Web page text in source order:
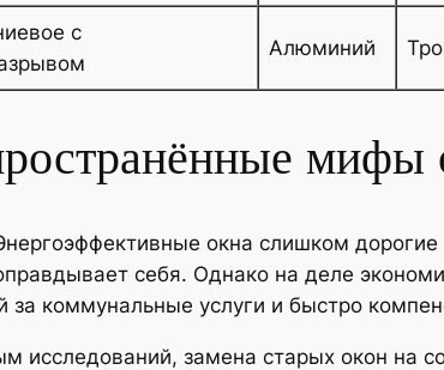
с
Алюминий
мифы
окна слишком
себя. Однако на деле
за коммунальные услуги и быстро
исследований, замена старых окон на